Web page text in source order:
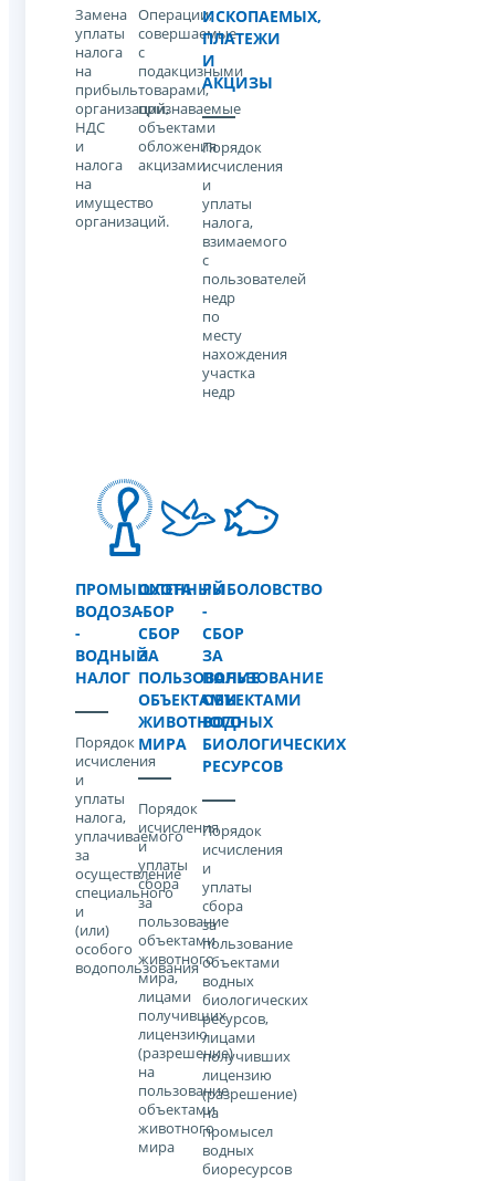
Замена
уплаты
налога
на
прибыль
организаций,
НДС
и
налога
на
имущество
организаций.
Операции,
совершаемые
с
подакцизными
товарами,
признаваемые
объектами
обложения
акцизами
ИСКОПАЕМЫХ,
ПЛАТЕЖИ
И
АКЦИЗЫ
Порядок
исчисления
и
уплаты
налога,
взимаемого
с
пользователей
недр
по
месту
нахождения
участка
недр
ПРОМЫШЛЕННЫЙ
ВОДОЗАБОР
-
ВОДНЫЙ
НАЛОГ
Порядок
исчисления
и
уплаты
налога,
уплачиваемого
за
осуществление
специального
и
(или)
особого
водопользования
ОХОТА
-
СБОР
ЗА
ПОЛЬЗОВАНИЕ
ОБЪЕКТАМИ
ЖИВОТНОГО
МИРА
Порядок
исчисления
и
уплаты
cбора
за
пользование
объектами
животного
мира,
лицами
получивших
лицензию
(разрешение)
на
пользование
объектами
животного
мира
РЫБОЛОВСТВО
-
СБОР
ЗА
ПОЛЬЗОВАНИЕ
ОБЪЕКТАМИ
ВОДНЫХ
БИОЛОГИЧЕСКИХ
РЕСУРСОВ
Порядок
исчисления
и
уплаты
cбора
за
пользование
объектами
водных
биологических
ресурсов,
лицами
получивших
лицензию
(разрешение)
на
промысел
водных
биоресурсов